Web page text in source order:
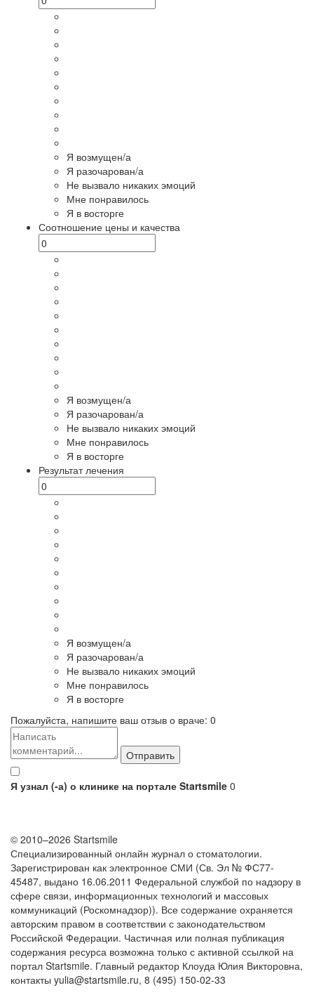
Я возмущен/а
Я разочарован/а
Не вызвало никаких эмоций
Мне понравилось
Я в восторге
Соотношение цены и качества
Я возмущен/а
Я разочарован/а
Не вызвало никаких эмоций
Мне понравилось
Я в восторге
Результат лечения
Я возмущен/а
Я разочарован/а
Не вызвало никаких эмоций
Мне понравилось
Я в восторге
Пожалуйста, напишите ваш отзыв о враче: 0
Я узнал (-а) о клинике на портале Startsmile 0
© 2010–2026 Startsmile
Специализированный онлайн журнал о стоматологии.
Зарегистрирован как электронное СМИ (Св. Эл № ФС77-
45487, выдано 16.06.2011 Федеральной службой по надзору в
сфере связи, информационных технологий и массовых
коммуникаций (Роскомнадзор)). Все содержание охраняется
авторским правом в соответствии с законодательством
Российской Федерации. Частичная или полная публикация
содержания ресурса возможна только с активной ссылкой на
портал Startsmile. Главный редактор Клоуда Юлия Викторовна,
контакты yulia@startsmile.ru, 8 (495) 150-02-33